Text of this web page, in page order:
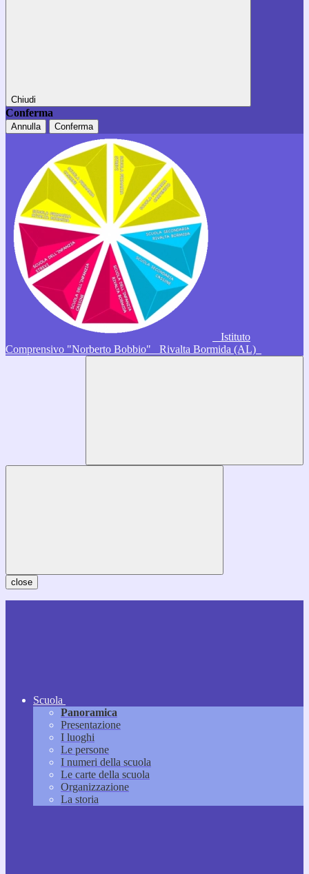
Chiudi
Conferma
Annulla Conferma
Istituto
Comprensivo "Norberto Bobbio"
Rivalta Bormida (AL)
close
Scuola
Panoramica
Presentazione
I luoghi
Le persone
I numeri della scuola
Le carte della scuola
Organizzazione
La storia